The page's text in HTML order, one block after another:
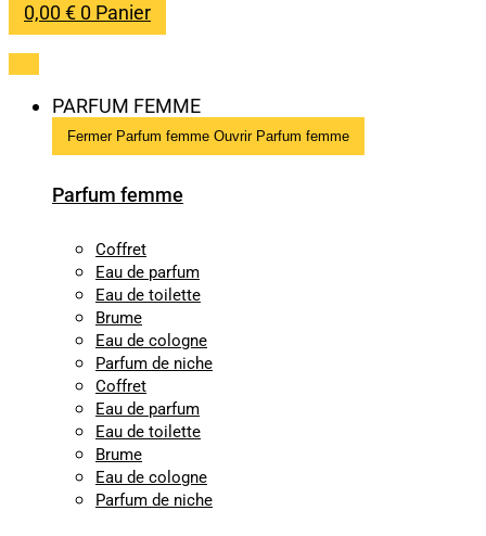
0,00€ 0 Panier
PARFUM FEMME
Fermer Parfum femme Ouvrir Parfum femme
Parfum femme
Coffret
Eau de parfum
Eau de toilette
Brume
Eau de cologne
Parfum de niche
Coffret
Eau de parfum
Eau de toilette
Brume
Eau de cologne
Parfum de niche